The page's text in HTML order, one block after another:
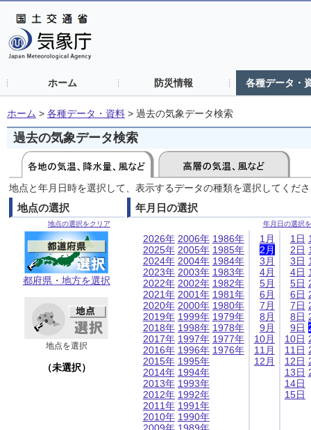
ホーム 防災情報 各種データ・
ホーム > 各種データ・資料 > 過去の気象データ検索
過去の気象データ検索
地点と年月日時を選択して、表示するデータの種類を選択してくだ
地点の選択
地点の選択をクリア
都府県・地方を選択
地点を選択
（未選択）
年月日の選択
年月日の選択
2026年
2025年
2024年
2023年
2022年
2021年
2020年
2019年
2018年
2017年
2016年
2015年
2014年
2013年
2012年
2011年
2010年
2006年
2005年
2004年
2003年
2002年
2001年
2000年
1999年
1998年
1997年
1996年
1995年
1994年
1993年
1992年
1991年
1990年
1986年
1985年
1984年
1983年
1982年
1981年
1980年
1979年
1978年
1977年
1976年
1月
2月
3月
4月
5月
6月
7月
8月
9月
10月
11月
12月
1日
2日
3日
4日
5日
6日
7日
8日
9日
10日
11日
12日
13日
14日
15日